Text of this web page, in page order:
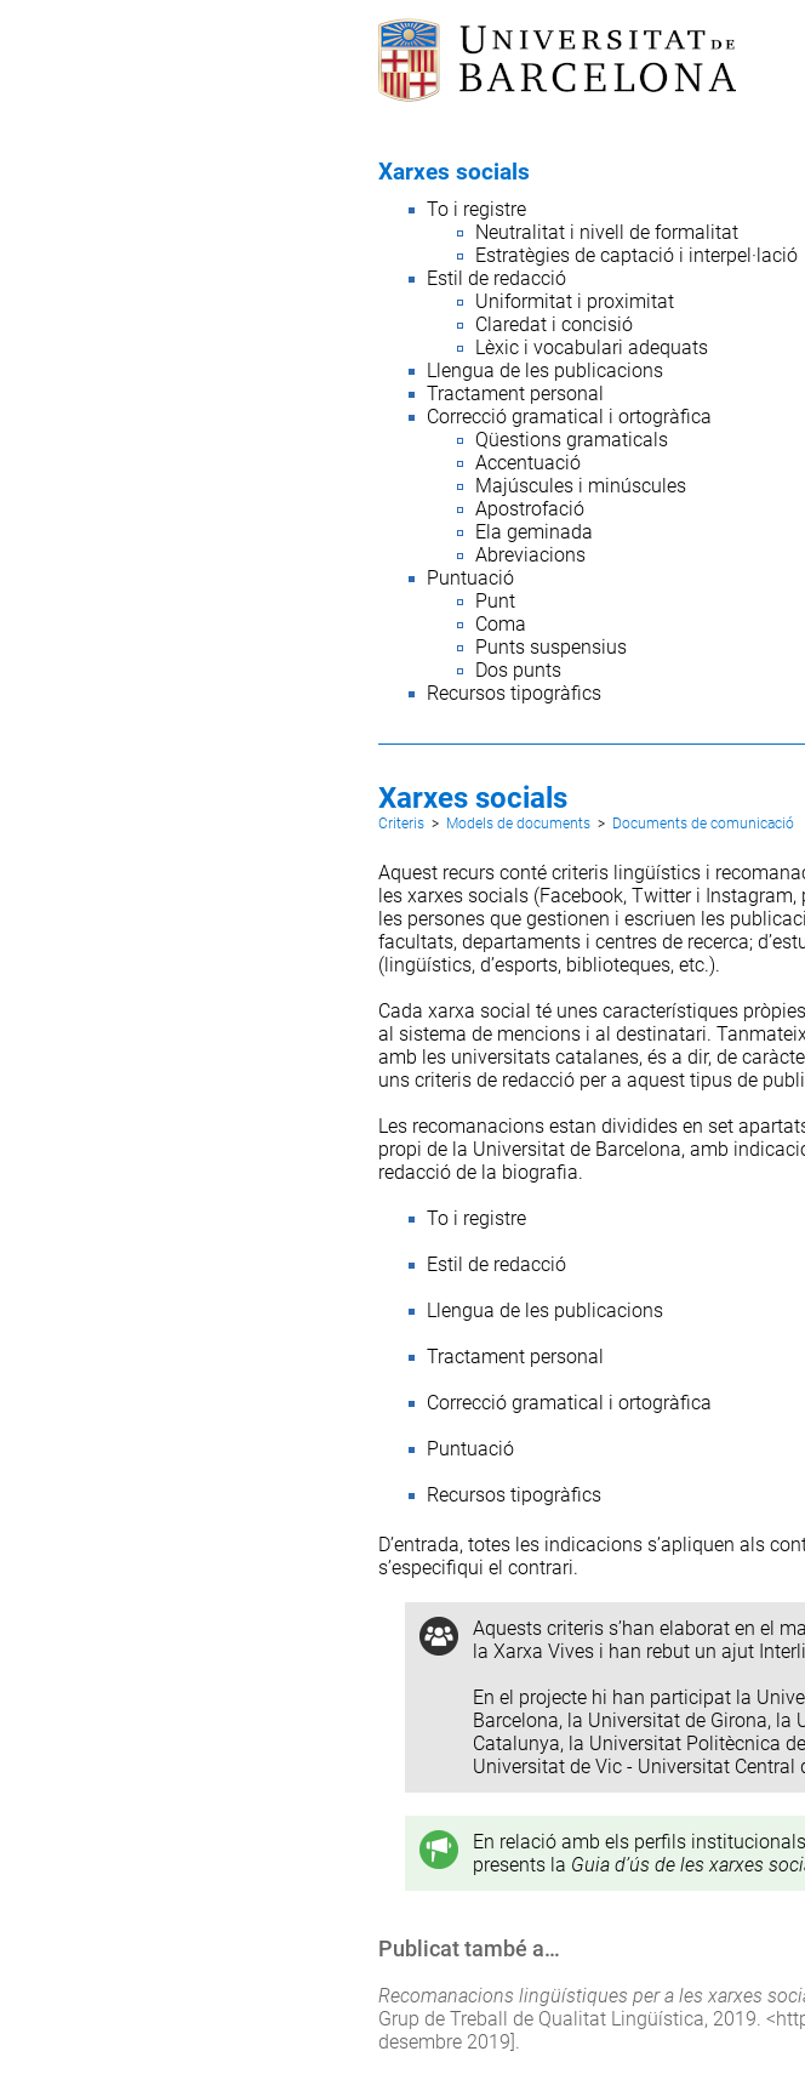
Xarxes socials
To i registre
Neutralitat i nivell de formalitat
Estratègies de captació i interpel·lació
Estil de redacció
Uniformitat i proximitat
Claredat i concisió
Lèxic i vocabulari adequats
Llengua de les publicacions
Tractament personal
Correcció gramatical i ortogràfica
Qüestions gramaticals
Accentuació
Majúscules i minúscules
Apostrofació
Ela geminada
Abreviacions
Puntuació
Punt
Coma
Punts suspensius
Dos punts
Recursos tipogràfics
Xarxes socials
Criteris > Models de documents > Documents de comunicació
Aquest recurs conté criteris lingüístics i
les xarxes socials (Facebook, Twitter i
les persones que gestionen i escriuen les
facultats, departaments i centres de recerca;
(lingüístics, d’esports, biblioteques, etc.).
Cada xarxa social té unes característiques
al sistema de mencions i al destinatari.
amb les universitats catalanes, és a dir, de
uns criteris de redacció per a aquest tipus de
Les recomanacions estan dividides en set
propi de la Universitat de Barcelona, amb
redacció de la biografia.
To i registre
Estil de redacció
Llengua de les publicacions
Tractament personal
Correcció gramatical i ortogràfica
Puntuació
Recursos tipogràfics
D’entrada, totes les indicacions s’apliquen als
s’especifiqui el contrari.
Aquests criteris s’han elaborat en el
la Xarxa Vives i han rebut un ajut
En el projecte hi han participat la
Barcelona, la Universitat de Girona, la
Catalunya, la Universitat Politècnica
Universitat de Vic - Universitat Central
En relació amb els perfils
presents la Guia d’ús de les xarxes
Publicat també a…
Recomanacions lingüístiques per a les xarxes
Grup de Treball de Qualitat Lingüística, 2019. <
desembre 2019].